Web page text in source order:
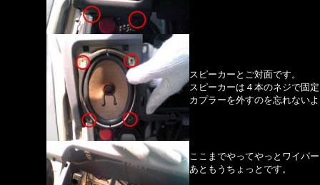
スピーカーとご対面です。
スピーカーは４本のネジで固
カプラーを外すのを忘れない
ここまでやってやっとワイパ
あともうちょっとです。